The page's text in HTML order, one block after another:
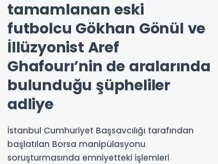
tamamlanan eski
futbolcu Gökhan Gönül ve
İllüzyonist Aref
Ghafourı’nin de aralarında
bulunduğu şüpheliler
adliye
İstanbul Cumhuriyet Başsavcılığı tarafından
başlatılan Borsa manipülasyonu
soruşturmasında emniyetteki işlemleri